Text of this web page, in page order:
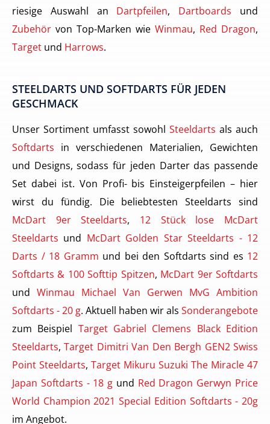
riesige Auswahl an Dartpfeilen, Dartboards und
Zubehör von Top-Marken wie Winmau, Red Dragon,
Target und Harrows.
STEELDARTS UND SOFTDARTS FÜR JEDEN
GESCHMACK
Unser Sortiment umfasst sowohl Steeldarts als auch
Softdarts in verschiedenen Materialien, Gewichten
und Designs, sodass für jeden Darter das passende
Set dabei ist. Von Profi- bis Einsteigerpfeilen – hier
wirst du fündig. Die beliebtesten Steeldarts sind
McDart 9er Steeldarts, 12 Stück lose McDart
Steeldarts und McDart Golden Star Steeldarts - 12
Darts / 18 Gramm und bei den Softdarts sind es 12
Softdarts & 100 Softtip Spitzen, McDart 9er Softdarts
und Winmau Michael Van Gerwen MvG Ambition
Softdarts - 20 g. Aktuell haben wir als Sonderangebote
zum Beispiel Target Gabriel Clemens Black Edition
Steeldarts,Target Dimitri Van Den Bergh GEN2 Swiss
Point Steeldarts, Target Mikuru Suzuki The Miracle 47
Japan Softdarts - 18 g und Red Dragon Gerwyn Price
World Champion 2021 Special Edition Softdarts - 20g
im Angebot.